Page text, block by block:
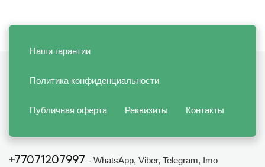
Наши гарантии
Политика конфиденциальности
Публичная оферта Реквизиты Контакты
+77071207997 - WhatsApp, Viber, Telegram, Imo